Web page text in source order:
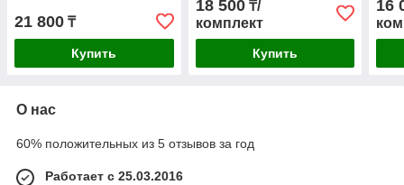
21 800 ₸
Купить
молдингом
18 500₸/
комплект
Купить
16
О нас
60% положительных из 5 отзывов за год
Работает с 25.03.2016